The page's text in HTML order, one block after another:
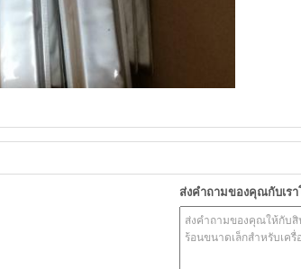
ส่งคำถามของคุณกับเรา